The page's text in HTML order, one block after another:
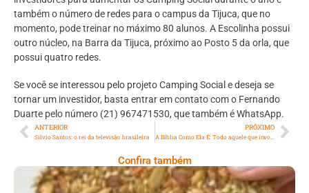
também o número de redes para o campus da Tijuca, que no
momento, pode treinar no máximo 80 alunos. A Escolinha possui
outro núcleo, na Barra da Tijuca, próximo ao Posto 5 da orla, que
possui quatro redes.
Se você se interessou pelo projeto Camping Social e deseja se
tornar um investidor, basta entrar em contato com o Fernando
Duarte pelo número (21) 967471530, que também é WhatsApp.
ANTERIOR
Silvio Santos: o rei da televisão brasileira
PRÓXIMO
A Bíblia Como Ela É: Todo aquele que invocar o nome do Senhor será salvo
Confira também